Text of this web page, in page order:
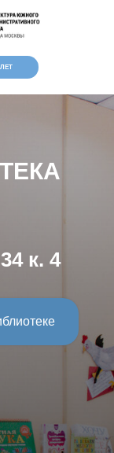
для
к. 4